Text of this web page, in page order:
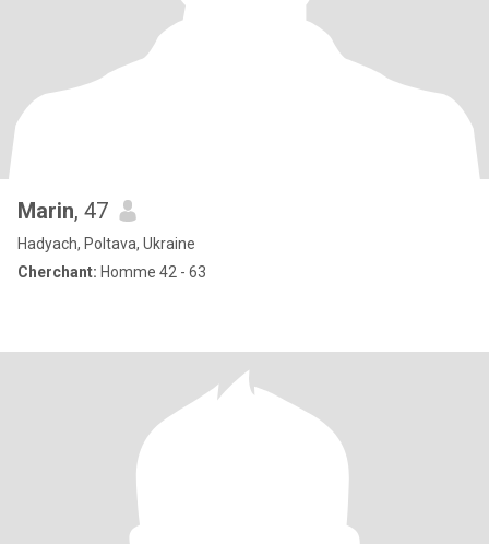
Marin, 47
Hadyach, Poltava, Ukraine
Cherchant: Homme 42 - 63